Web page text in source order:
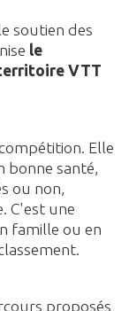
soutien des
le
VTT
Elle
bonne santé,
ou non,
C'est une
famille ou en
proposés